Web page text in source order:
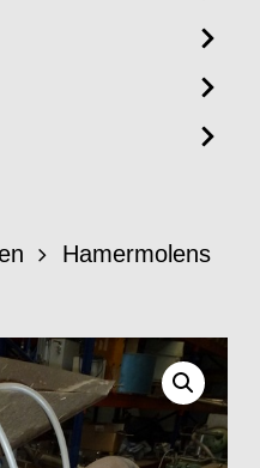
Hamermolens